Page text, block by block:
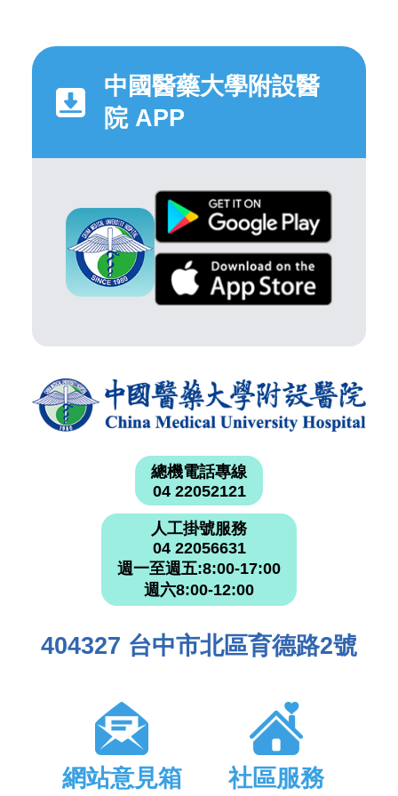
中國醫藥大學附設醫
院 APP
總機電話專線
04 22052121
人工掛號服務
04 22056631
週一至週五:8:00-17:00
週六8:00-12:00
404327 台中市北區育德路2號
網站意見箱 社區服務